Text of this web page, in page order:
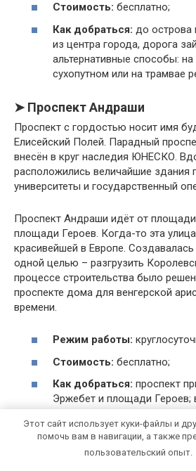
Стоимость: бесплатно;
Как добраться: до
из центра города, дорога
альтернативные способы:
сухопутном или на трамвае
➤ Проспект Андраши
Проспект с гордостью носит имя
Елисейский Полей. Парадный
внесён в круг наследия ЮНЕСКО.
расположились величайшие здания
университеты и государственный
Проспект Андраши идёт от
площади Героев. Когда-то эта
красивейшей в Европе. Создавалась
одной целью – разгрузить
процессе строительства было
проспекте дома для венгерской
времени.
Режим работы:
Стоимость: бесплатно;
Как добраться: проспект
Эржебет и площади Героев;
располагается станция
➤ Улица Ваци
В XX году здесь находилась первая
Этот сайт использует куки-файлы и
помочь вам в навигации, а также
пользовательский опыт.